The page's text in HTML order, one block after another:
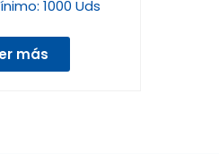
1000 Uds
más